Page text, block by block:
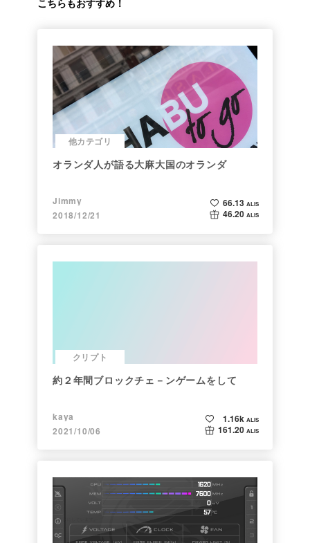
他カテゴリ
オランダ人が語る大麻大国のオランダ
Jimmy
2018/12/21
66.13 ALIS
46.20 ALIS
クリプト
約２年間ブロックチェ－ンゲームをして
kaya
2021/10/06
1.16k ALIS
161.20 ALIS